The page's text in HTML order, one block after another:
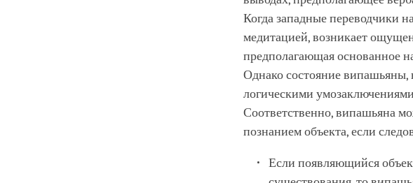
Когда западные переводчики
медитацией, возникает
предполагающая основанное
Однако состояние випашьяны,
логическими
Соответственно, випашьяна
познанием объекта, если
Если появляющийся